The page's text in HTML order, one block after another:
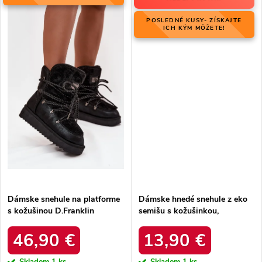
Dámske snehule na platforme
s kožušinou D.Franklin
46,90 €
POSLEDNÉ KUSY- ZÍSKAJTE
ICH KÝM MÔŽETE!
Dámske hnedé snehule z eko
semišu s kožušinkou,
LEOPARD
13,90 €